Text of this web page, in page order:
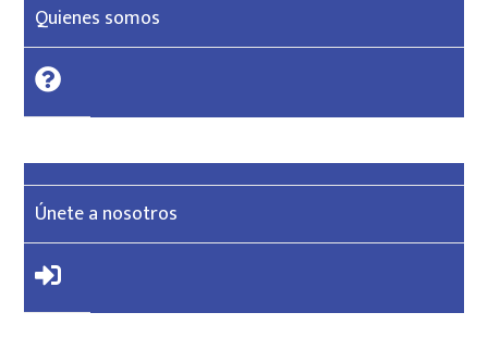
Quienes somos
Únete a nosotros